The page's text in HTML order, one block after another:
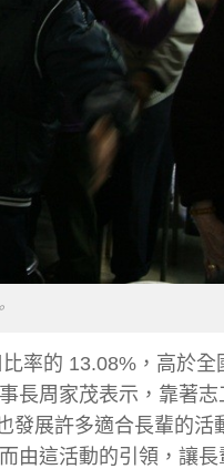
率的 13.08%，高於全
長周家茂表示，靠著
發展許多適合長輩的活
由這活動的引領，讓